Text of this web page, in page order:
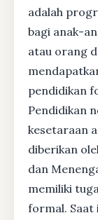
adalah
bagi anak-
atau orang
pendidikan
Pendidikan
kesetaraan
diberikan
dan
memiliki
formal. Saat